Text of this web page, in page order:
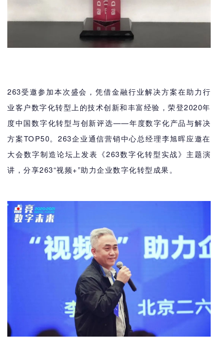
263受邀参加本次盛会，凭借金融行业解决方案在助力行
业客户数字化转型上的技术创新和丰富经验，荣登2020年
度中国数字化转型与创新评选——年度数字化产品与解决
方案TOP50。263企业通信营销中心总经理李旭晖应邀在
大会数字制造论坛上发表《263数字化转型实战》主题演
讲，分享263“视频+”助力企业数字化转型成果。